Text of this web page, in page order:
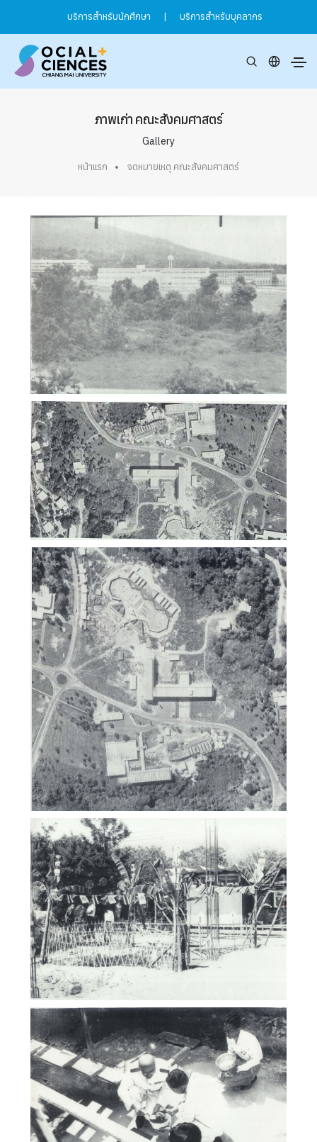
บริการสำหรับนักศึกษา | บริการสำหรับบุคลากร
ภาพเก่า คณะสังคมศาสตร์
Gallery
หน้าแรก จดหมายเหตุ คณะสังคมศาสตร์
ภาพเก่า (Gallery)
คณะสังคมศาสตร์ มหาวิทยาลัยเชียงใหม่
ภาพเก่า (Gallery)
คณะสังคมศาสตร์ มหาวิทยาลัยเชียงใหม่
ภาพเก่า (Gallery)
คณะสังคมศาสตร์ มหาวิทยาลัยเชียงใหม่
ภาพเก่า (Gallery)
คณะสังคมศาสตร์ มหาวิทยาลัยเชียงใหม่
ภาพเก่า (Gallery)
คณะสังคมศาสตร์ มหาวิทยาลัยเชียงใหม่